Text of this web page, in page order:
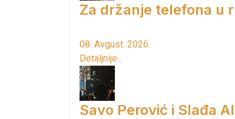
Za držanje telefona u
08. Avgust. 2026.
Detaljnije...
Savo Perović i Slađa